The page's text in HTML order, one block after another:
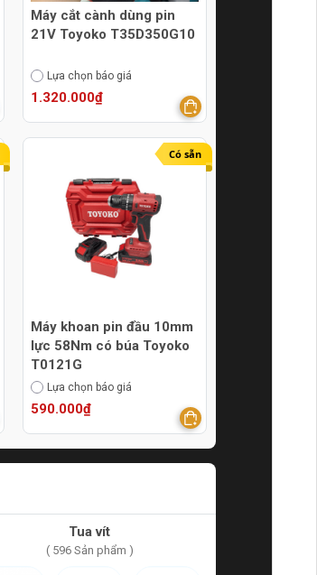
Máy cắt cành dùng pin
21V Toyoko T35D350G10
Lựa chọn báo giá
1.320.000₫
Có sẵn
Máy khoan pin đầu 10mm
lực 58Nm có búa Toyoko
T0121G
Lựa chọn báo giá
590.000₫
Tua vít
( 596 Sản phẩm )